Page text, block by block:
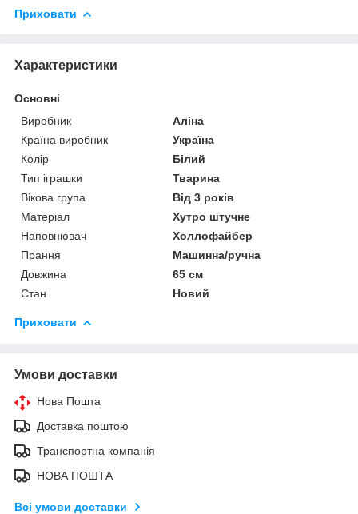
Приховати
Характеристики
Основні
Виробник
Аліна
Країна виробник
Україна
Колір
Білий
Тип іграшки
Тварина
Вікова група
Від 3 років
Матеріал
Хутро штучне
Наповнювач
Холлофайбер
Прання
Машинна/ручна
Довжина
65 см
Стан
Новий
Приховати
Умови доставки
Нова Пошта
Доставка поштою
Транспортна компанія
НОВА ПОШТА
Всі умови доставки